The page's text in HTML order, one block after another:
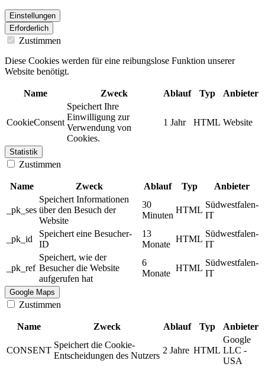
Einstellungen
Erforderlich
Zustimmen
Diese Cookies werden für eine reibungslose Funktion unserer
Website benötigt.
Name Zweck Ablauf Typ Anbieter
CookieConsent
Speichert Ihre
Einwilligung zur
Verwendung von
Cookies.
1 Jahr HTML Website
Statistik
Zustimmen
Name Zweck Ablauf Typ Anbieter
_pk_ses
Speichert Informationen
über den Besuch der
Website
30
Minuten
HTML
Südwestfalen-
IT
_pk_id
Speichert eine Besucher-
ID
13
Monate
HTML
Südwestfalen-
IT
_pk_ref
Speichert, wie der
Besucher die Website
aufgerufen hat
6
Monate
HTML
Südwestfalen-
IT
Google Maps
Zustimmen
Name Zweck Ablauf Typ Anbieter
CONSENT
Speichert die Cookie-
Entscheidungen des Nutzers
2 Jahre HTML
Google
LLC -
USA